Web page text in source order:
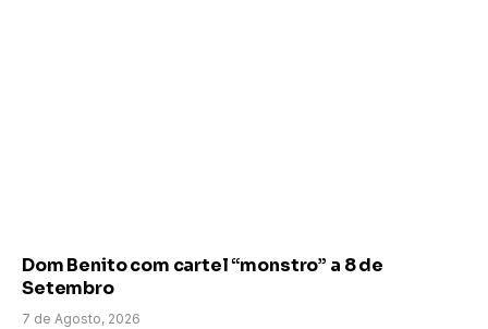
Dom Benito com cartel “monstro” a 8 de
Setembro
7 de Agosto, 2026